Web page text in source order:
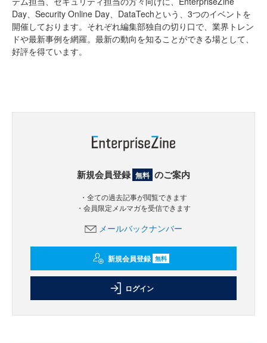
Day、Security Online Day、DataTechという、3つのイベントを
開催しております。それぞれ編集部独自の切り口で、業界トレン
ドや最新事例を網羅。最新の動向を知ることができる場として、
好評を得ています。
新規会員登録 無料 のご案内
・全ての過去記事が閲覧できます
・会員限定メルマガを受信できます
メールバックナンバー
新規会員登録 無料
ログイン